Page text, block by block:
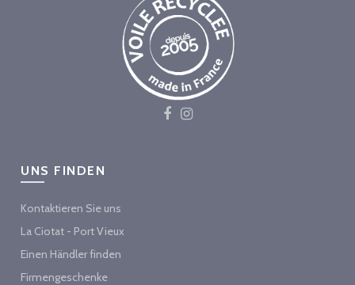
UNS FINDEN
Kontaktieren Sie uns
La Ciotat - Port Vieux
Einen Händler finden
Firmengeschenke